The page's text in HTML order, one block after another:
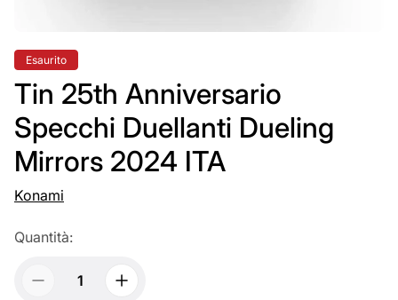
Etichetta
del
prodotto:
Esaurito
Tin 25th Anniversario
Specchi Duellanti Dueling
Mirrors 2024 ITA
Konami
Quantità: